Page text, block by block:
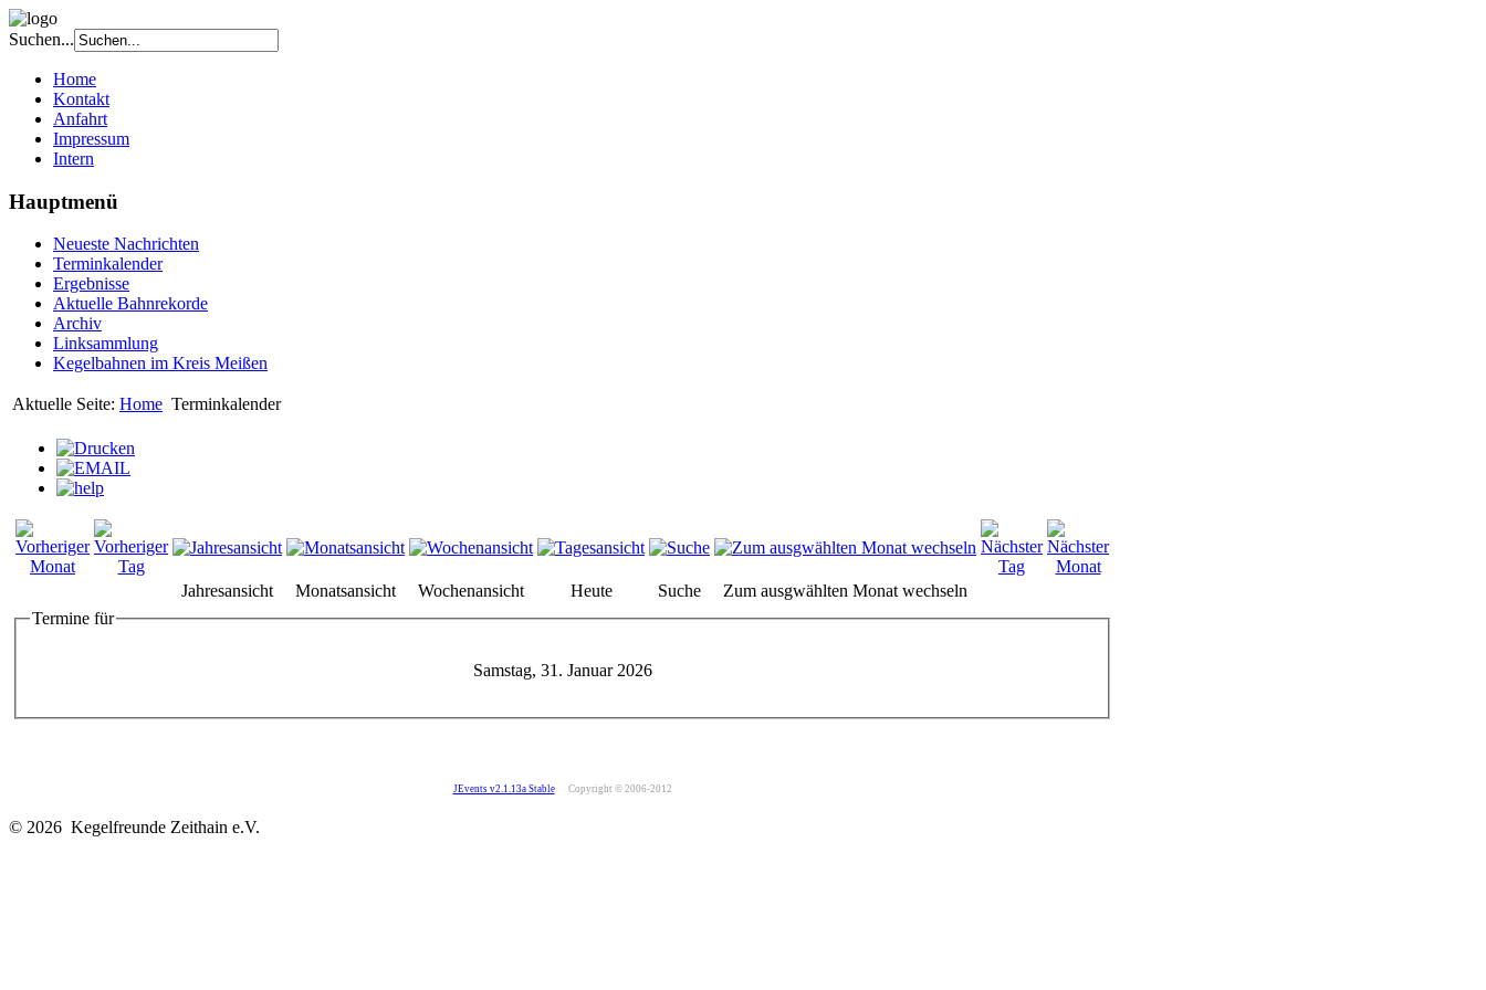
Suchen...
Home
Kontakt
Anfahrt
Impressum
Intern
Hauptmenü
Neueste Nachrichten
Terminkalender
Ergebnisse
Aktuelle Bahnrekorde
Archiv
Linksammlung
Kegelbahnen im Kreis Meißen
Aktuelle Seite: Home Terminkalender
Jahresansicht Monatsansicht Wochenansicht Heute Suche
Zum ausgwählten Monat wechseln
Termine für
Samstag, 31. Januar 2026
JEvents v2.1.13a Stable Copyright © 2006-2012
© 2026 Kegelfreunde Zeithain e.V.